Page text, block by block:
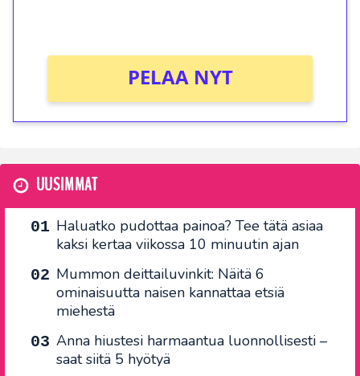
PELAA NYT
UUSIMMAT
Haluatko pudottaa painoa? Tee tätä asiaa
kaksi kertaa viikossa 10 minuutin ajan
Mummon deittailuvinkit: Näitä 6
ominaisuutta naisen kannattaa etsiä
miehestä
Anna hiustesi harmaantua luonnollisesti –
saat siitä 5 hyötyä